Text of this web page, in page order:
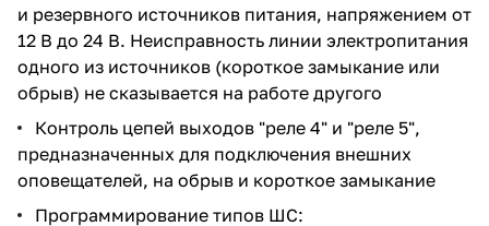
и резервного источников питания, напряжением от
12 В до 24 В. Неисправность линии электропитания
одного из источников (короткое замыкание или
обрыв) не сказывается на работе другого
Контроль цепей выходов "реле 4" и "реле 5",
предназначенных для подключения внешних
оповещателей, на обрыв и короткое замыкание
Программирование типов ШС: